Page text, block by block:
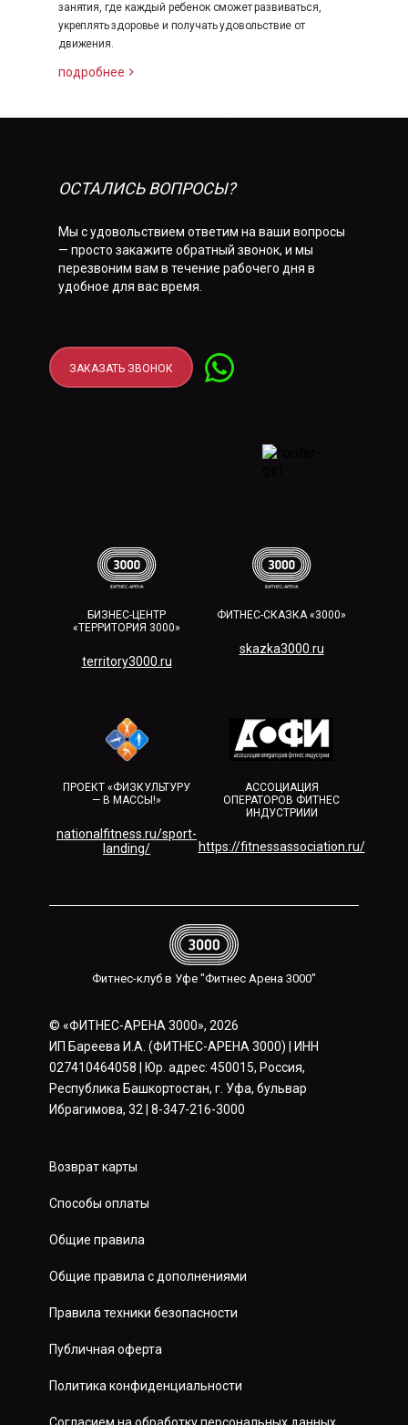
занятия, где каждый ребенок сможет развиваться,
укреплять здоровье и получать удовольствие от
движения.
подробнее
ОСТАЛИСЬ ВОПРОСЫ?
Мы с удовольствием ответим на ваши вопросы
— просто закажите обратный звонок, и мы
перезвоним вам в течение рабочего дня в
удобное для вас время.
ЗАКАЗАТЬ ЗВОНОК
БИЗНЕС-ЦЕНТР
«ТЕРРИТОРИЯ 3000»
territory3000.ru​
ФИТНЕС-СКАЗКА «3000»
skazka3000.ru
ПРОЕКТ «ФИЗКУЛЬТУРУ
— В МАССЫ!»
nationalfitness.ru/sport-
landing/
АССОЦИАЦИЯ
ОПЕРАТОРОВ ФИТНЕС
ИНДУСТРИИИ
https://fitnessassociation.ru/
Фитнес-клуб в Уфе "Фитнес Арена 3000"
© «ФИТНЕС-АРЕНА 3000», 2026
ИП Бареева И.А. (ФИТНЕС-АРЕНА 3000) | ИНН
027410464058 | Юр. адрес: 450015, Россия,
Республика Башкортостан, г. Уфа, бульвар
Ибрагимова, 32 | 8-347-216-3000
Возврат карты
Способы оплаты
Общие правила
Общие правила с дополнениями
Правила техники безопасности
Публичная оферта
Политика конфиденциальности